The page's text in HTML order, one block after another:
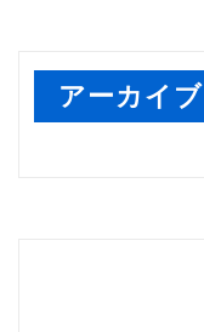
アーカイブ